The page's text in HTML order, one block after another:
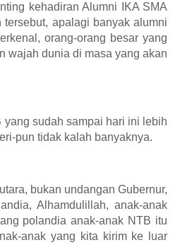
kehadiran Alumni IKA SMA
apalagi banyak alumni
orang-orang besar yang
wajah dunia di masa yang akan
sudah sampai hari ini lebih
pun tidak kalah banyaknya.
bukan undangan Gubernur,
Alhamdulillah, anak-anak
polandia anak-anak NTB itu
anak yang kita kirim ke luar